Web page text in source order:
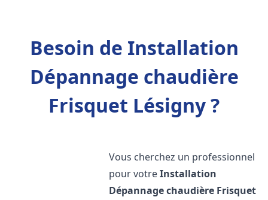
Besoin de Installation
Dépannage chaudière
Frisquet Lésigny ?
Vous cherchez un professionnel
pour votreInstallation
Dépannage chaudière Frisquet